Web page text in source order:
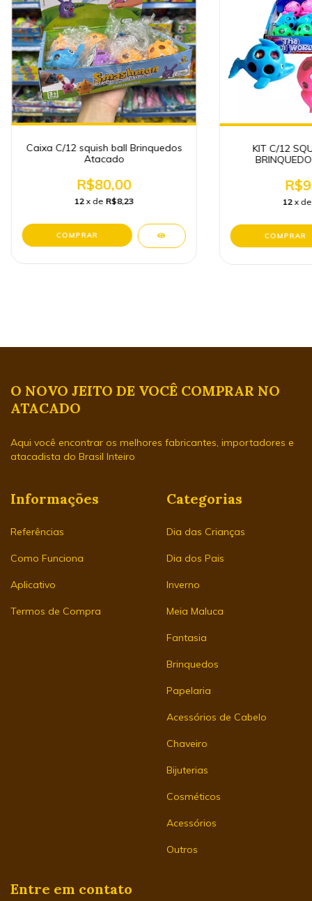
Caixa C/12 squish ball Brinquedos
Atacado
R$80,00
12 x de R$8,23
KIT C/12
12 x
O NOVO JEITO DE VOCÊ COMPRAR NO
ATACADO
Aqui você encontrar os melhores fabricantes, importadores e
atacadista do Brasil Inteiro
Informações
Referências
Como Funciona
Aplicativo
Termos de Compra
Categorias
Dia das Crianças
Dia dos Pais
Inverno
Meia Maluca
Fantasia
Brinquedos
Papelaria
Acessórios de Cabelo
Chaveiro
Bijuterias
Cosméticos
Acessórios
Outros
Entre em contato